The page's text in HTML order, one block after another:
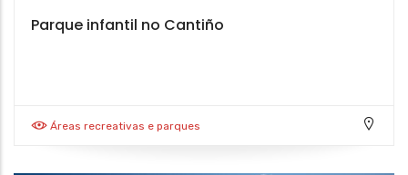
Parque infantil no Cantiño
Áreas recreativas e parques